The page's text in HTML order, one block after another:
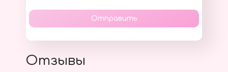
Отправить
Отзывы